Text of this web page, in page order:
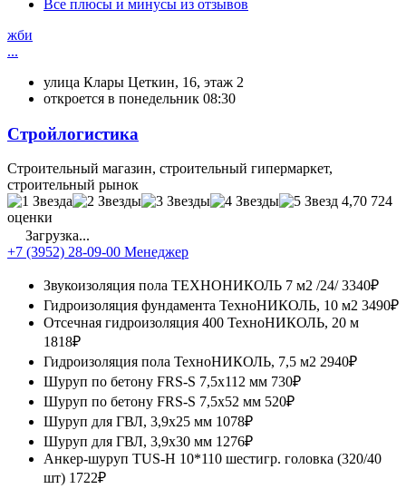
Все плюсы и минусы из отзывов
жби
...
улица Клары Цеткин, 16, этаж 2
откроется в понедельник 08:30
Стройлогистика
Строительный магазин, строительный гипермаркет,
строительный рынок
4,70 724
оценки
Загрузка...
+7 (3952) 28-09-00 Менеджер
Звукоизоляция пола ТЕХНОНИКОЛЬ 7 м2 /24/ 3340₽
Гидроизоляция фундамента ТехноНИКОЛЬ, 10 м2 3490₽
Отсечная гидроизоляция 400 ТехноНИКОЛЬ, 20 м
1818₽
Гидроизоляция пола ТехноНИКОЛЬ, 7,5 м2 2940₽
Шуруп по бетону FRS-S 7,5х112 мм 730₽
Шуруп по бетону FRS-S 7,5х52 мм 520₽
Шуруп для ГВЛ, 3,9x25 мм 1078₽
Шуруп для ГВЛ, 3,9x30 мм 1276₽
Анкер-шуруп TUS-H 10*110 шестигр. головка (320/40
шт) 1722₽